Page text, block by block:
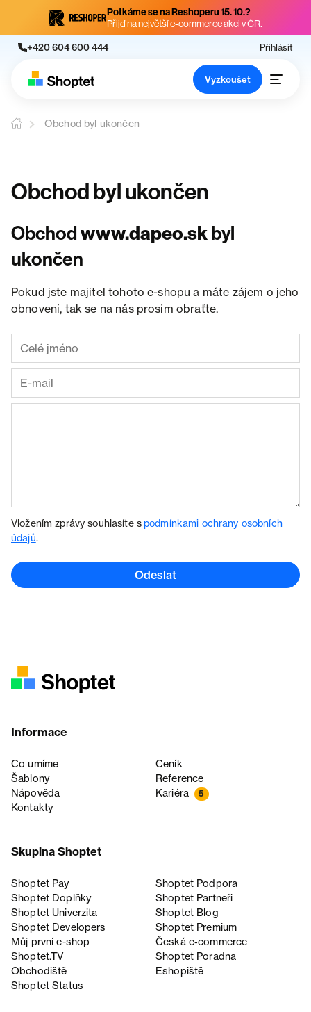
Potkáme se na Reshoperu 15. 10.?
Přijď na největší e-commerce akci v ČR.
+420 604 600 444 Přihlásit
Vyzkoušet
Obchod byl ukončen
Obchod byl ukončen
Obchodwww.dapeo.skbyl
ukončen
Pokud jste majitel tohoto e-shopu a máte zájem o jeho
obnovení, tak se na nás prosím obraťte.
Vložením zprávy souhlasíte spodmínkami ochrany osobních
údajů.
Odeslat
Informace
Co umíme
Ceník
Šablony
Reference
Nápověda
Kariéra 5
Kontakty
Skupina Shoptet
Shoptet Pay
Shoptet Podpora
Shoptet Doplňky
Shoptet Partneři
Shoptet Univerzita
Shoptet Blog
Shoptet Developers
Shoptet Premium
Můj první e-shop
Česká e‑commerce
Shoptet.TV
Shoptet Poradna
Obchodiště
Eshopiště
Shoptet Status